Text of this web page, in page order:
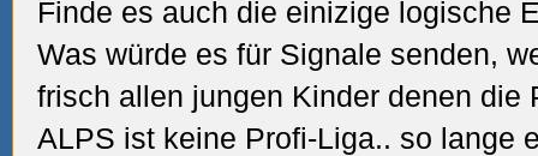
Finde es auch die einizige logische
Was würde es für Signale senden,
frisch allen jungen Kinder denen
ALPS ist keine Profi-Liga.. so lange